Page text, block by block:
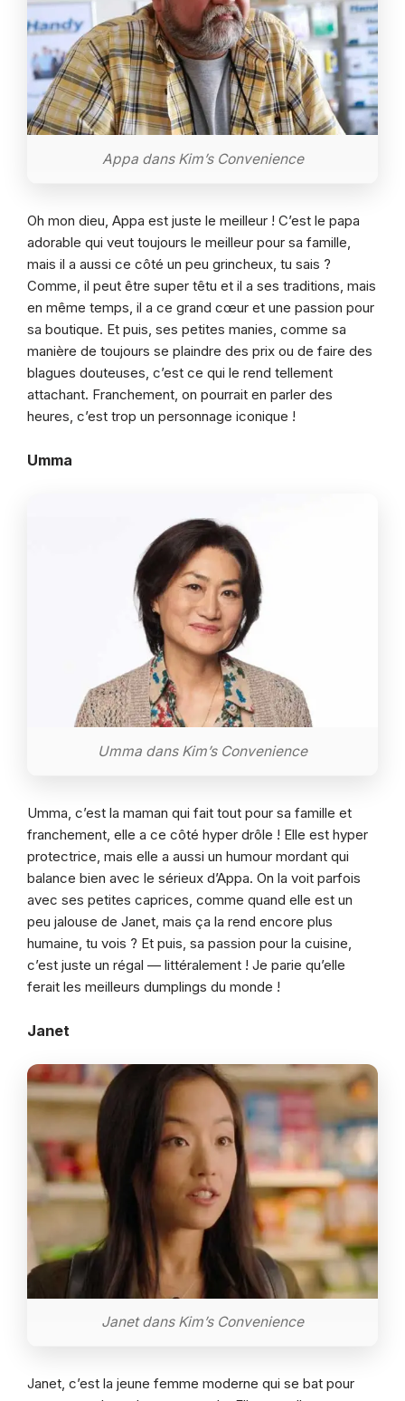
Appa dans Kim’s Convenience
Oh mon dieu, Appa est juste le meilleur ! C’est le papa
adorable qui veut toujours le meilleur pour sa famille,
mais il a aussi ce côté un peu grincheux, tu sais ?
Comme, il peut être super têtu et il a ses traditions, mais
en même temps, il a ce grand cœur et une passion pour
sa boutique. Et puis, ses petites manies, comme sa
manière de toujours se plaindre des prix ou de faire des
blagues douteuses, c’est ce qui le rend tellement
attachant. Franchement, on pourrait en parler des
heures, c’est trop un personnage iconique !
Umma
Umma dans Kim’s Convenience
Umma, c’est la maman qui fait tout pour sa famille et
franchement, elle a ce côté hyper drôle ! Elle est hyper
protectrice, mais elle a aussi un humour mordant qui
balance bien avec le sérieux d’Appa. On la voit parfois
avec ses petites caprices, comme quand elle est un
peu jalouse de Janet, mais ça la rend encore plus
humaine, tu vois ? Et puis, sa passion pour la cuisine,
c’est juste un régal — littéralement ! Je parie qu’elle
ferait les meilleurs dumplings du monde !
Janet
Janet dans Kim’s Convenience
Janet, c’est la jeune femme moderne qui se bat pour